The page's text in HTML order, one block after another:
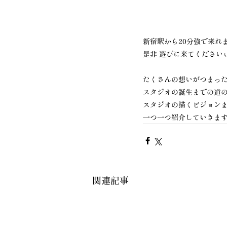
新宿駅から20分強で来れ
是非 遊びに来てください
​たくさんの想いがつまった
スタジオの誕生までの道
スタジオの描くビジョン
一つ一つ紹介していきま
関連記事